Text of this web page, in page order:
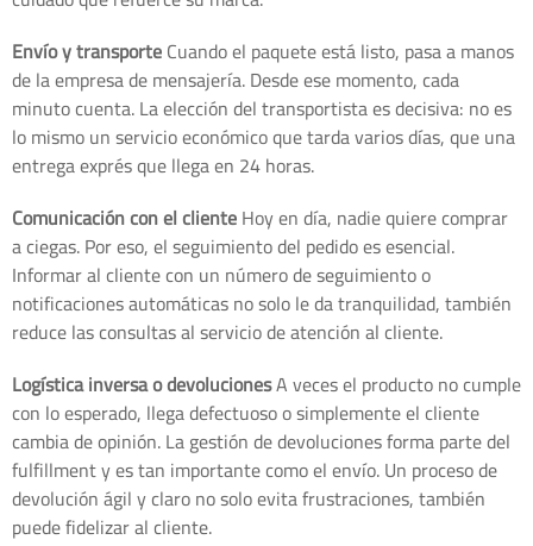
Envío y transporteCuando el paquete está listo, pasa a manos
de la empresa de mensajería. Desde ese momento, cada
minuto cuenta. La elección del transportista es decisiva: no es
lo mismo un servicio económico que tarda varios días, que una
entrega exprés que llega en 24 horas.
Comunicación con el clienteHoy en día, nadie quiere comprar
a ciegas. Por eso, el seguimiento del pedido es esencial.
Informar al cliente con un número de seguimiento o
notificaciones automáticas no solo le da tranquilidad, también
reduce las consultas al servicio de atención al cliente.
Logística inversa o devolucionesA veces el producto no cumple
con lo esperado, llega defectuoso o simplemente el cliente
cambia de opinión. La gestión de devoluciones forma parte del
fulfillment y es tan importante como el envío. Un proceso de
devolución ágil y claro no solo evita frustraciones, también
puede fidelizar al cliente.